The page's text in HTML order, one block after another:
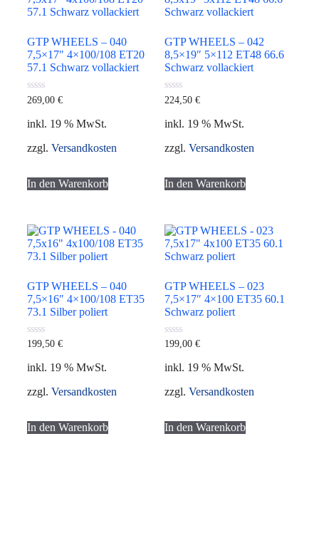
GTP WHEELS – 040
7,5×17″ 4×100/108 ET20
57.1 Schwarz vollackiert
0
5
269,00 €
inkl. 19 % MwSt.
zzgl. Versandkosten
In den Warenkorb
GTP WHEELS – 042
8,5×19″ 5×112 ET48 66.6
Schwarz vollackiert
0
5
224,50€
inkl. 19 % MwSt.
zzgl.Versandkosten
In den Warenkorb
GTP WHEELS – 040
7,5×16″ 4×100/108 ET35
73.1 Silber poliert
0
5
199,50 €
inkl. 19 % MwSt.
zzgl. Versandkosten
In den Warenkorb
GTP WHEELS – 023
7,5×17″ 4×100 ET35 60.1
Schwarz poliert
0
5
199,00€
inkl. 19 % MwSt.
zzgl.Versandkosten
In den Warenkorb